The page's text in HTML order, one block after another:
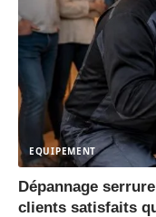
EQUIPEMENT
Dépannage
clients satisfaits